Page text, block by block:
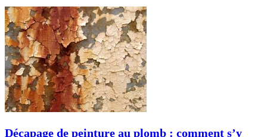
Décapage de peinture au plomb : comment s’y